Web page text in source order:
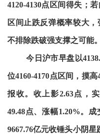
4120-4130点区间得失；
区间止跌反弹概率较大，
不排除跌破强支撑之可能
今日沪市早盘以
位4160-4170点区间，摸
报收。收上影2.63点，
49.48点、涨幅1.20%。
9667.76亿元收锤头小阴